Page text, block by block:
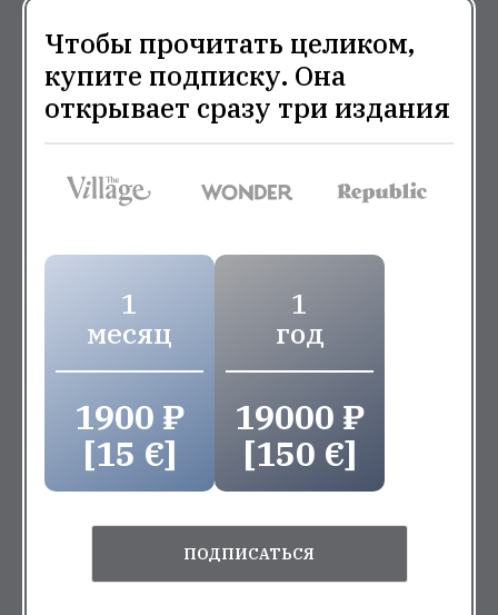
Чтобы прочитать целиком,
купите подписку. Она
открывает сразу три издания
1
месяц
1900 ₽
[15 €]
1
год
19000 ₽
[150 €]
ПОДПИСАТЬСЯ